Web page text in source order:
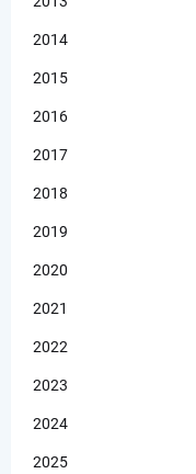
2014
2015
2016
2017
2018
2019
2020
2021
2022
2023
2024
2025